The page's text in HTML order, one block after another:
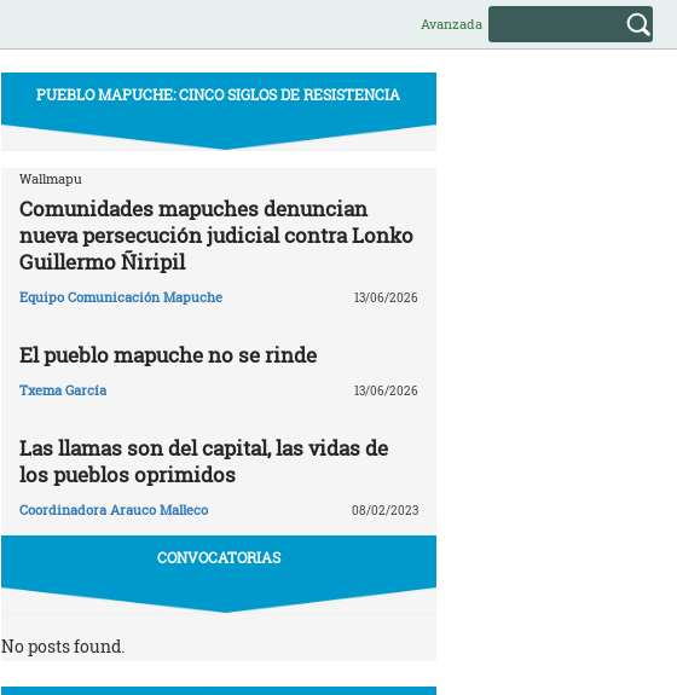
Avanzada
PUEBLO MAPUCHE: CINCO SIGLOS DE RESISTENCIA
Wallmapu
Comunidades mapuches denuncian
nueva persecución judicial contra Lonko
Guillermo Ñiripil
Equipo Comunicación Mapuche 13/06/2026
El pueblo mapuche no se rinde
Txema García 13/06/2026
Las llamas son del capital, las vidas de
los pueblos oprimidos
Coordinadora Arauco Malleco 08/02/2023
CONVOCATORIAS
No posts found.